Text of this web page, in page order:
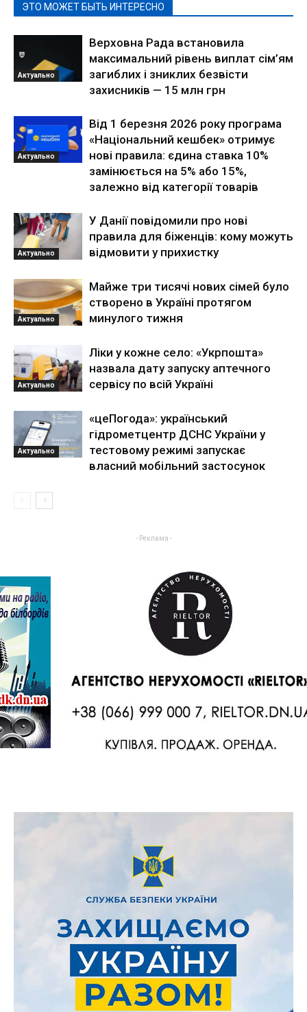
ЭТО МОЖЕТ БЫТЬ ИНТЕРЕСНО
Актуально
Верховна Рада встановила
максимальний рівень виплат сім’ям
загиблих і зниклих безвісти
захисників — 15 млн грн
Актуально
Від 1 березня 2026 року програма
«Національний кешбек» отримує
нові правила: єдина ставка 10%
замінюється на 5% або 15%,
залежно від категорії товарів
Актуально
У Данії повідомили про нові
правила для біженців: кому можуть
відмовити у прихистку
Актуально
Майже три тисячі нових сімей було
створено в Україні протягом
минулого тижня
Актуально
Ліки у кожне село: «Укрпошта»
назвала дату запуску аптечного
сервісу по всій Україні
Актуально
«цеПогода»: український
гідрометцентр ДСНС України у
тестовому режимі запускає
власний мобільний застосунок
- Реклама -